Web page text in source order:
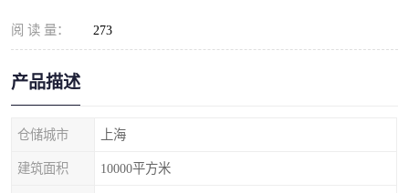
阅 读 量： 273
产品描述
仓储城市 上海
建筑面积 10000平方米